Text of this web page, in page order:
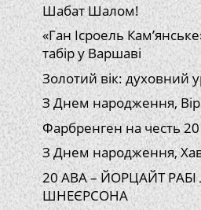
Шабат Шалом!
«Ган Ісроель
табір у Варшаві
Золотий вік: духовний
З Днем народження,
Фарбренген на честь
З Днем народження,
20 АВА – ЙОРЦАЙТ РАБІ
ШНЕЄРСОНА